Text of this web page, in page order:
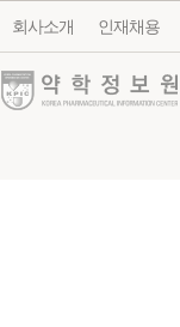
회사소개 인재채용
약학정보원